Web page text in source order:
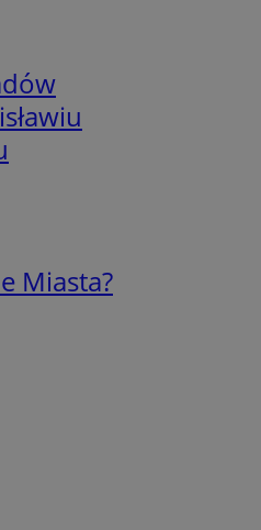
Miasta?